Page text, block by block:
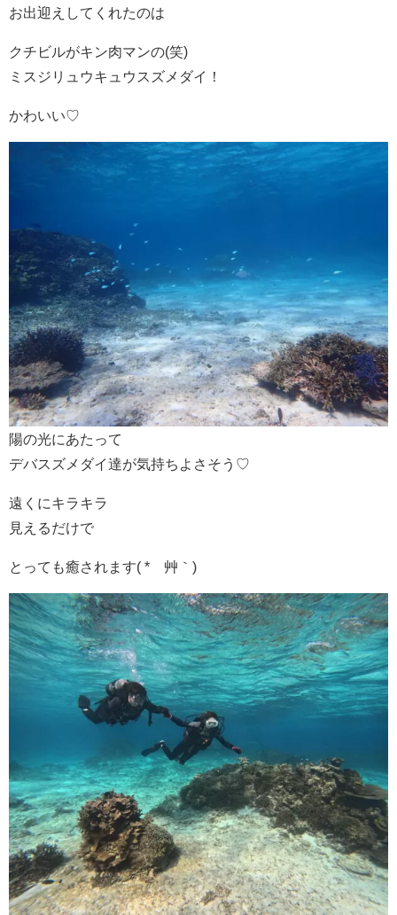
お出迎えしてくれたのは
クチビルがキン肉マンの(笑)
ミスジリュウキュウスズメダイ！
かわいい♡
陽の光にあたって
デバスズメダイ達が気持ちよさそう♡
遠くにキラキラ
見えるだけで
とっても癒されます( *´艸｀)